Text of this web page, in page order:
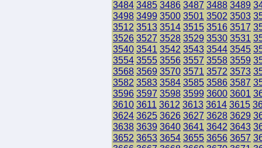
3484 3485 3486 3487 3488 3489
3498 3499 3500 3501 3502 3503
3512 3513 3514 3515 3516 3517
3526 3527 3528 3529 3530 3531
3540 3541 3542 3543 3544 3545
3554 3555 3556 3557 3558 3559
3568 3569 3570 3571 3572 3573
3582 3583 3584 3585 3586 3587
3596 3597 3598 3599 3600 3601
3610 3611 3612 3613 3614 3615
3624 3625 3626 3627 3628 3629
3638 3639 3640 3641 3642 3643
3652 3653 3654 3655 3656 3657